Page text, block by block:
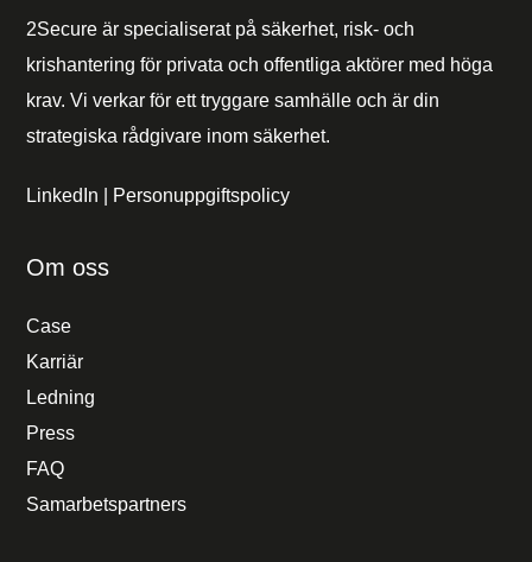
2Secure är specialiserat på säkerhet, risk- och
krishantering för privata och offentliga aktörer med höga
krav. Vi verkar för ett tryggare samhälle och är din
strategiska rådgivare inom säkerhet.
LinkedIn Personuppgiftspolicy
Om oss
Case
Karriär
Ledning
Press
FAQ
Samarbetspartners